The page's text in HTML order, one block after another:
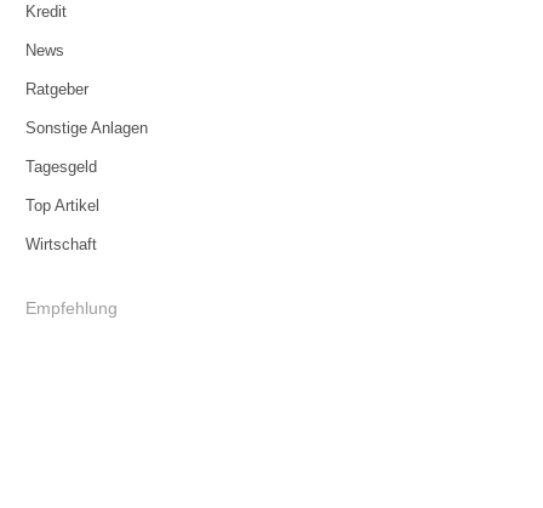
Kredit
News
Ratgeber
Sonstige Anlagen
Tagesgeld
Top Artikel
Wirtschaft
Empfehlung